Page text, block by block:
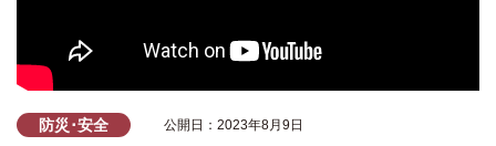
防災･安全 公開日：2023年8月9日